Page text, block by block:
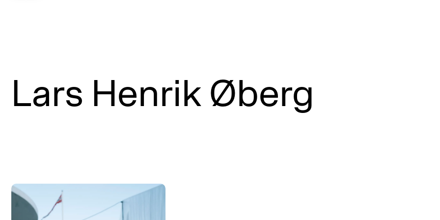
Lars Henrik Øberg